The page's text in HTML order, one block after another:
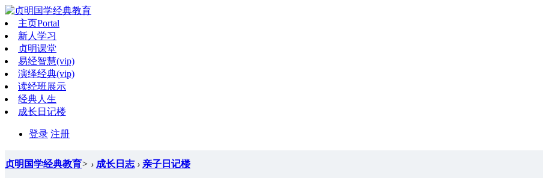
主页Portal
新人学习
贞明课堂
易经智慧(vip)
演绎经典(vip)
读经班展示
经典人生
成长日记楼
登录 注册
贞明国学经典教育> › 成长日志 › 亲子日记楼